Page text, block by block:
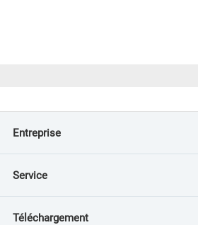
Entreprise
Service
Téléchargement